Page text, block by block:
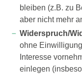
bleiben (z.B. zu
aber nicht mehr
Widerspruch/
ohne
Interesse
einlegen